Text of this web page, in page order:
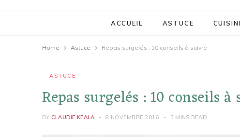
ACCUEIL ASTUCE
Home Astuce Repas surgelés : 10 conseils à suivre
ASTUCE
Repas surgelés : 10 conseils
BY CLAUDIE KEALA 8 NOVEMBRE 2016 3 MINS READ